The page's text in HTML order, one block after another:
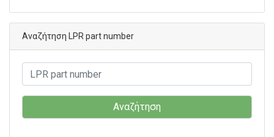
Αναζήτηση LPR part number
Αναζήτηση